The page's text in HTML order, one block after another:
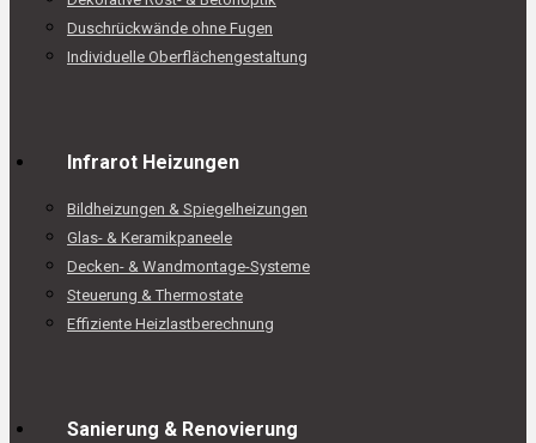
Duschrückwände ohne Fugen
Individuelle Oberflächengestaltung
Infrarot Heizungen
Bildheizungen & Spiegelheizungen
Glas- & Keramikpaneele
Decken- & Wandmontage-Systeme
Steuerung & Thermostate
Effiziente Heizlastberechnung
Sanierung & Renovierung